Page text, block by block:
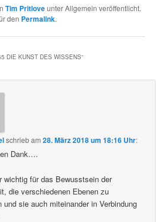
Tim Pritloveunter Allgemein veröffentlicht.
den Permalink.
DIE KUNST DES WISSENS“
schriebam28. März 2018 um 18:16 Uhr:
Dank….
wichtig für das Bewusstsein der
die verschiedenen Ebenen zu
und sie auch miteinander in Verbindung